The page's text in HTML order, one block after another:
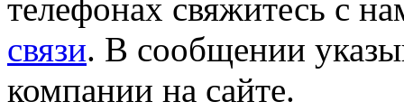
телефонах свяжитесь с
связи. В сообщении
компании на сайте.